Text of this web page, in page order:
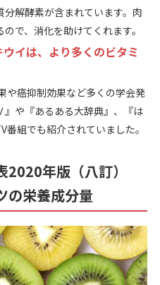
解酵素が含まれています。肉
で、消化を助けてくれます。
イは、より多くのビタミ
や癌抑制効果など多くの学会発
や『あるある大辞典』、『は
組でも紹介されていました。
年版（八訂）
の栄養成分量